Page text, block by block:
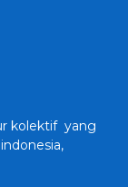
kolektif yang